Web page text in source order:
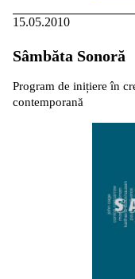
15.05.2010
Sâmbăta Sonoră
Program de inițiere în
contemporană